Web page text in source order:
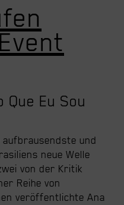
Que Eu Sou
und
neue Welle
von der Kritik
Reihe von
veröffentlichte Ana